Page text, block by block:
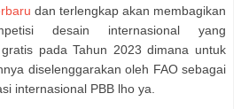
dan terlengkap akan membagikan
desain internasional yang
pada Tahun 2023 dimana untuk
diselenggarakan oleh FAO sebagai
internasional PBB lho ya.